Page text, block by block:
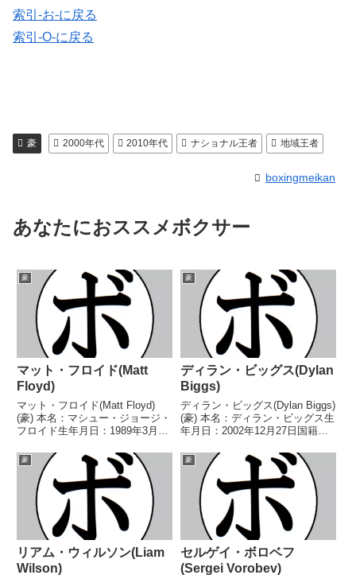
索引-お-に戻る
索引-O-に戻る
豪 2000年代 2010年代 ナショナル王者 地域王者
boxingmeikan
あなたにおススメボクサー
豪
マット・フロイド(Matt
Floyd)
マット・フロイド(Matt Floyd)
(豪) 本名：マシュー・ジョージ・
フロイド生年月日：1989年3月22
(10KO)2敗 【獲得タイトル】
WBCアジア(ABCO)ライトヘビー
級シルバー王座豪州-西オースト
ラ...
豪
ディラン・ビッグス(Dylan
Biggs)
ディラン・ビッグス(Dylan Biggs)
(豪) 本名：ディラン・ビッグス生
年月日：2002年12月27日国籍：
得タイトル】WBCグランプリミ
ドル級優勝ANBF豪州スーパーウ
ェルター級王座豪州スーパ...
豪
リアム・ウィルソン(Liam
Wilson)
豪
セルゲイ・ボロベフ
(Sergei Vorobev)